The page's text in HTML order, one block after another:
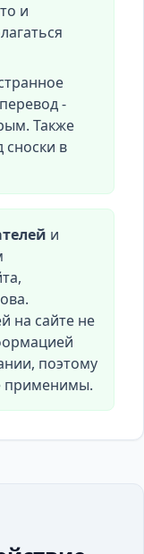
и
-
Также
сноски в
и
на сайте не
поэтому
применимы.